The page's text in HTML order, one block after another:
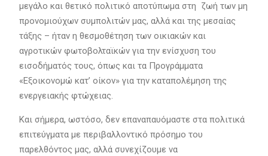
μεγάλο και θετικό πολιτικό αποτύπωμα στη ζωή των μη
προνομιούχων συμπολιτών μας, αλλά και της μεσαίας
τάξης – ήταν η θεσμοθέτηση των οικιακών και
αγροτικών φωτοβολταϊκών για την ενίσχυση του
εισοδήματός τους, όπως και τα Προγράμματα
«Εξοικονομώ κατ’ οίκον» για την καταπολέμηση της
ενεργειακής φτώχειας.
Και σήμερα, ωστόσο, δεν επαναπαυόμαστε στα πολιτικά
επιτεύγματα με περιβαλλοντικό πρόσημο του
παρελθόντος μας, αλλά συνεχίζουμε να